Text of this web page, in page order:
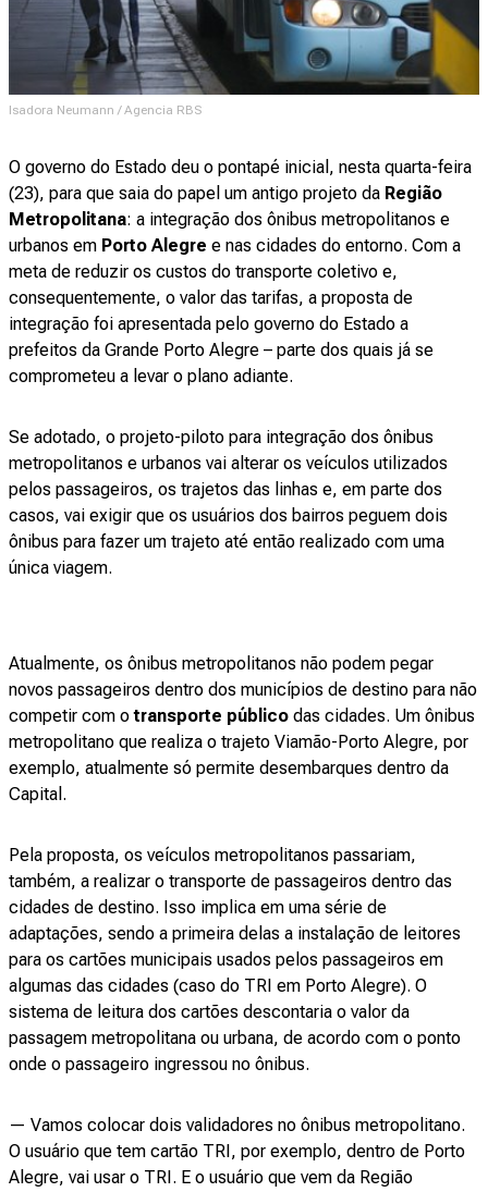
Isadora Neumann / Agencia RBS
O governo do Estado deu o pontapé inicial, nesta quarta-feira
(23), para que saia do papel um antigo projeto da Região
Metropolitana: a integração dos ônibus metropolitanos e
urbanos em Porto Alegre e nas cidades do entorno. Com a
meta de reduzir os custos do transporte coletivo e,
consequentemente, o valor das tarifas, a proposta de
integração foi apresentada pelo governo do Estado a
prefeitos da Grande Porto Alegre – parte dos quais já se
comprometeu a levar o plano adiante.
Se adotado, o projeto-piloto para integração dos ônibus
metropolitanos e urbanos vai alterar os veículos utilizados
pelos passageiros, os trajetos das linhas e, em parte dos
casos, vai exigir que os usuários dos bairros peguem dois
ônibus para fazer um trajeto até então realizado com uma
única viagem.
Atualmente, os ônibus metropolitanos não podem pegar
novos passageiros dentro dos municípios de destino para não
competir com otransporte público das cidades. Um ônibus
metropolitano que realiza o trajeto Viamão-Porto Alegre, por
exemplo, atualmente só permite desembarques dentro da
Capital.
Pela proposta, os veículos metropolitanos passariam,
também, a realizar o transporte de passageiros dentro das
cidades de destino. Isso implica em uma série de
adaptações, sendo a primeira delas a instalação de leitores
para os cartões municipais usados pelos passageiros em
algumas das cidades (caso do TRI em Porto Alegre). O
sistema de leitura dos cartões descontaria o valor da
passagem metropolitana ou urbana, de acordo com o ponto
onde o passageiro ingressou no ônibus.
— Vamos colocar dois validadores no ônibus metropolitano.
O usuário que tem cartão TRI, por exemplo, dentro de Porto
Alegre, vai usar o TRI. E o usuário que vem da Região